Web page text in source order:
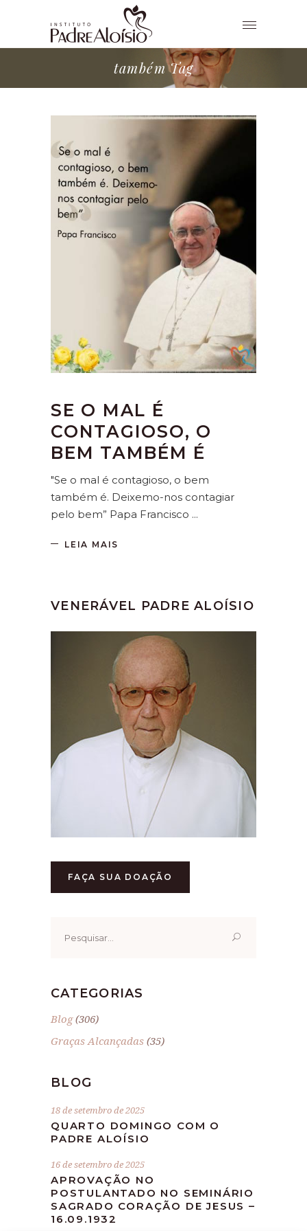
também Tag
SE O MAL É
CONTAGIOSO, O
BEM TAMBÉM É
"Se o mal é contagioso, o bem
também é. Deixemo-nos contagiar
pelo bem” Papa Francisco
LEIA MAIS
VENERÁVEL PADRE ALOÍSIO
FAÇA SUA DOAÇÃO
por:
CATEGORIAS
Blog(306)
Graças Alcançadas (35)
BLOG
18 de setembro de 2025
QUARTO DOMINGO COM O
PADRE ALOÍSIO
16 de setembro de 2025
APROVAÇÃO NO
POSTULANTADO NO SEMINÁRIO
SAGRADO CORAÇÃO DE JESUS –
16.09.1932